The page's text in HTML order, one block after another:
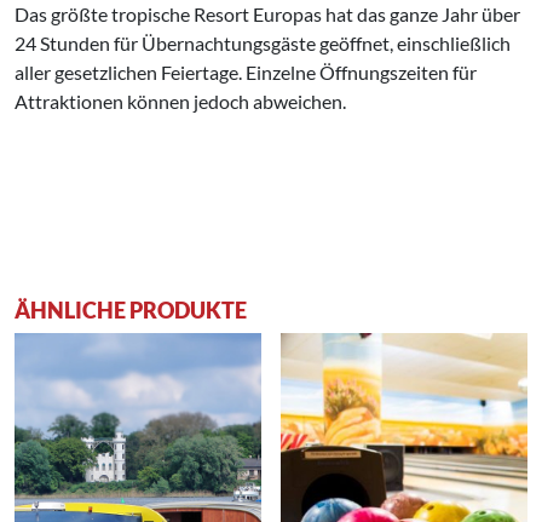
Das größte tropische Resort Europas hat das ganze Jahr über
24 Stunden für Übernachtungsgäste geöffnet, einschließlich
aller gesetzlichen Feiertage. Einzelne Öffnungszeiten für
Attraktionen können jedoch abweichen.
ÄHNLICHE PRODUKTE